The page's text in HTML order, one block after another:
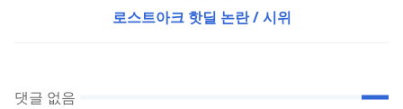
로스트아크 핫딜 논란 / 시위
댓글 없음